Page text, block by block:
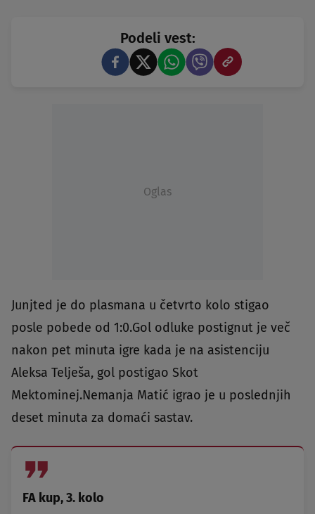
Podeli vest:
Oglas
Junjted je do plasmana u četvrto kolo stigao
posle pobede od 1:0.Gol odluke postignut je več
nakon pet minuta igre kada je na asistenciju
Aleksa Telješa, gol postigao Skot
Mektominej.Nemanja Matić igrao je u poslednjih
deset minuta za domaći sastav.
FA kup, 3. kolo